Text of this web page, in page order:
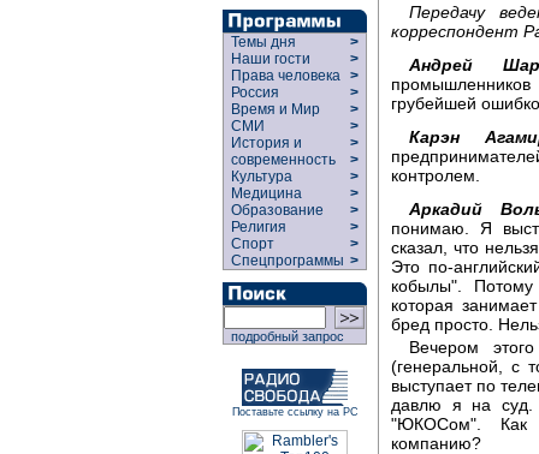
Темы дня
>
Наши гости
>
Права человека >
Россия
>
Время и Мир
>
СМИ
>
История и
современность
>
>
Культура
>
Медицина
>
Образование
>
Религия
>
Спорт
>
Спецпрограммы >
подробный запрос
Поставьте ссылку на РС
Передачу
корреспондент
Андрей
грубейшей
Карэн
контролем.
Аркадий
понимаю. Я
сказал, что
Это по-
кобылы".
которая
бред просто.
Вечером
(генеральной, с
выступает по
давлю я на суд.
"ЮКОСом". Как
компанию?